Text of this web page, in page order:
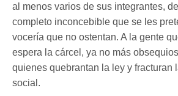
al menos varios de sus integrantes,
completo inconcebible que se les
vocería que no ostentan. A la gente
espera la cárcel, ya no más
quienes quebrantan la ley y fracturan
social.